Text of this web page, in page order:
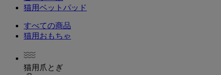
猫用ベットパッド
すべての商品
猫用おもちゃ
猫用爪とぎ